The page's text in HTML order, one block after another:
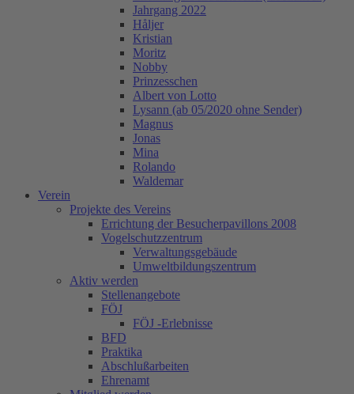
Jahrgang 2022
Håljer
Kristian
Moritz
Nobby
Prinzesschen
Albert von Lotto
Lysann (ab 05/2020 ohne Sender)
Magnus
Jonas
Mina
Rolando
Waldemar
Verein
Projekte des Vereins
Errichtung der Besucherpavillons 2008
Vogelschutzzentrum
Verwaltungsgebäude
Umweltbildungszentrum
Aktiv werden
Stellenangebote
FÖJ
FÖJ -Erlebnisse
BFD
Praktika
Abschlußarbeiten
Ehrenamt